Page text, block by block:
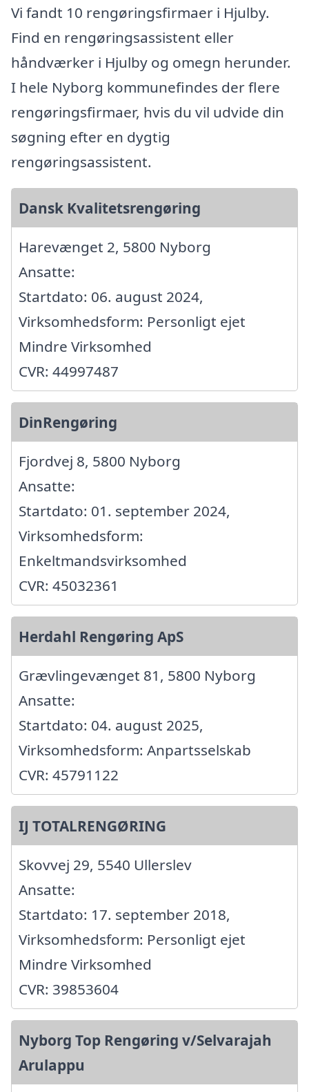
Vi fandt 10 rengøringsfirmaer i Hjulby.
Find en rengøringsassistent eller
håndværker i Hjulby og omegn herunder.
I hele Nyborg kommunefindes der flere
rengøringsfirmaer, hvis du vil udvide din
søgning efter en dygtig
rengøringsassistent.
Dansk Kvalitetsrengøring
Harevænget 2, 5800 Nyborg
Ansatte:
Startdato: 06. august 2024,
Virksomhedsform: Personligt ejet
Mindre Virksomhed
CVR: 44997487
DinRengøring
Fjordvej 8, 5800 Nyborg
Ansatte:
Startdato: 01. september 2024,
Virksomhedsform:
Enkeltmandsvirksomhed
CVR: 45032361
Herdahl Rengøring ApS
Grævlingevænget 81, 5800 Nyborg
Ansatte:
Startdato: 04. august 2025,
Virksomhedsform: Anpartsselskab
CVR: 45791122
IJ TOTALRENGØRING
Skovvej 29, 5540 Ullerslev
Ansatte:
Startdato: 17. september 2018,
Virksomhedsform: Personligt ejet
Mindre Virksomhed
CVR: 39853604
Nyborg Top Rengøring v/Selvarajah
Arulappu